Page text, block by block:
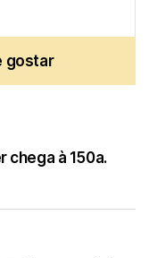
gostar
chega à 150a.